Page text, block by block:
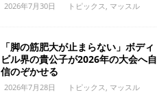
2026年7月30日 トピックス マッスル
「脚の筋肥大が止まらない」ボディ
ビル界の貴公子が2026年の大会へ自
信のぞかせる
2026年7月28日 トピックス マッスル